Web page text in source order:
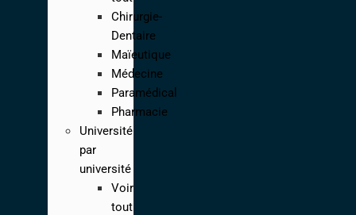
Chirurgie-
Dentaire
Maïeutique
Médecine
Paramédical
Pharmacie
Université
par
université
Voir
tout